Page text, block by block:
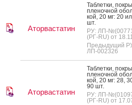
Аторвастатин
Таб­летки,
пле­ноч­ной
кой, 20 мг: 20
шт.
РУ: ЛП-
(РГ-RU) от
Предыдущий
ЛП-002326
Аторвастатин
Таб­летки,
пле­ноч­ной
кой, 20 мг: 28,
90 шт.
РУ: ЛП-
(РГ-RU) от